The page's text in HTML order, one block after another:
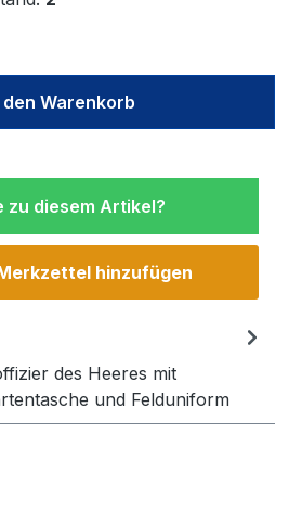
Gib den
den Warenkorb
zu diesem Artikel?
hinzufügen
des Heeres mit
und Felduniform